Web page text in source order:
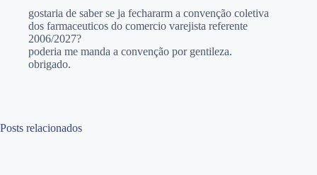
gostaria de saber se ja fechararm a convenção coletiva
dos farmaceuticos do comercio varejista referente
2006/2027?
poderia me manda a convenção por gentileza.
obrigado.
Posts relacionados